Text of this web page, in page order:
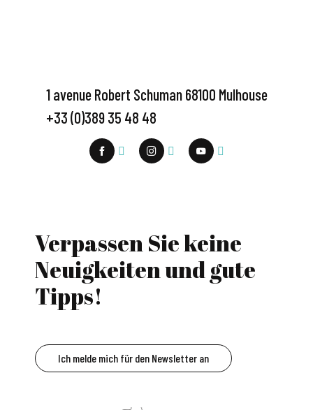
1 avenue Robert Schuman 68100 Mulhouse
+33 (0)389 35 48 48
Verpassen Sie keine
Neuigkeiten und gute
Tipps!
Ich melde mich für den Newsletter an